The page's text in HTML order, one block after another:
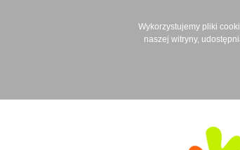
Wykorzystujemy pliki
naszej witryny,